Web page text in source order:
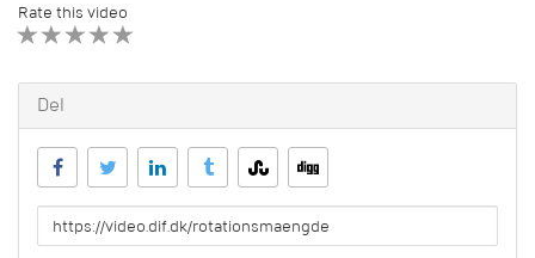
Rate this video
Del
URL
to